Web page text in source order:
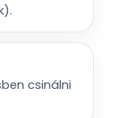
csinálni